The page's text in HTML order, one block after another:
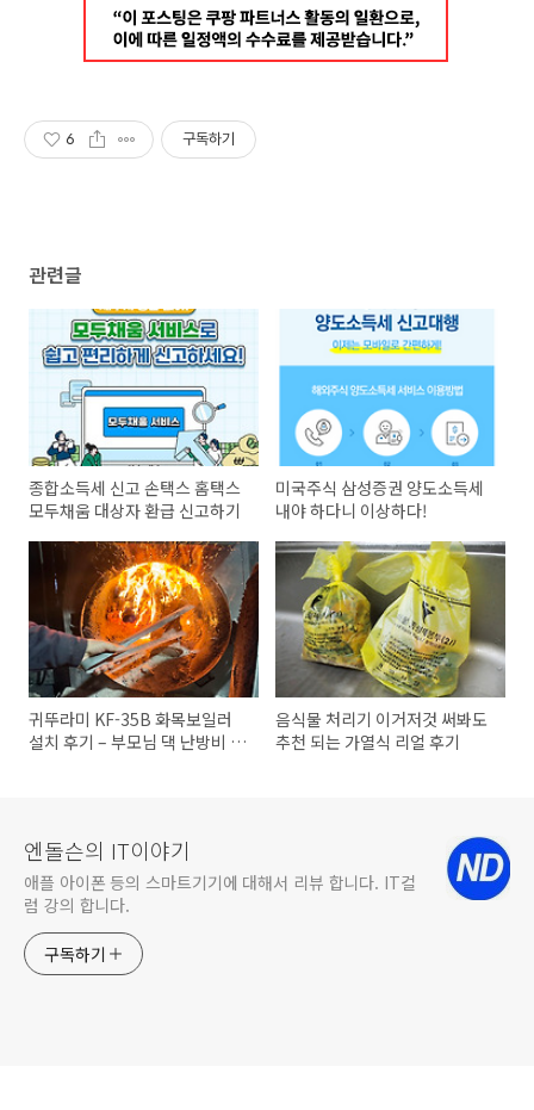
6 구독하기
관련글
종합소득세 신고 손택스 홈택스
모두채움 대상자 환급 신고하기
미국주식 삼성증권 양도소득세
내야 하다니 이상하다!
귀뚜라미 KF-35B 화목보일러
설치 후기 – 부모님 댁 난방비 절
음식물 처리기 이거저것 써봐도
추천 되는 가열식 리얼 후기
엔돌슨의 IT이야기
애플 아이폰 등의 스마트기기에 대해서 리뷰 합니다. IT컬
럼 강의 합니다.
구독하기